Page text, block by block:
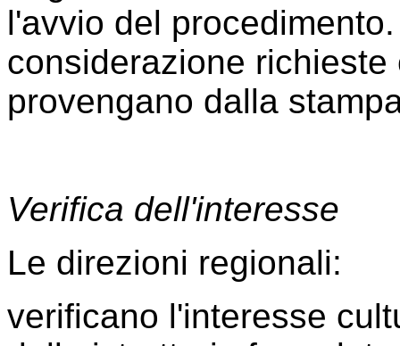
l'avvio del
considerazione
provengano dalla
Verifica dell'interesse
Le direzioni regionali:
verificano l'interesse